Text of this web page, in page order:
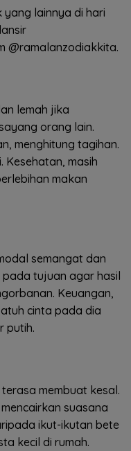
yang lainnya di hari
@ramalanzodiakkita.
lemah jika
orang lain.
menghitung tagihan.
Kesehatan, masih
makan
semangat dan
tujuan agar hasil
Keuangan,
cinta pada dia
putih.
membuat kesal.
suasana
ikut-ikutan bete
kecil di rumah.